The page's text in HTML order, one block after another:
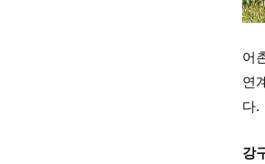
어
연
다.
강